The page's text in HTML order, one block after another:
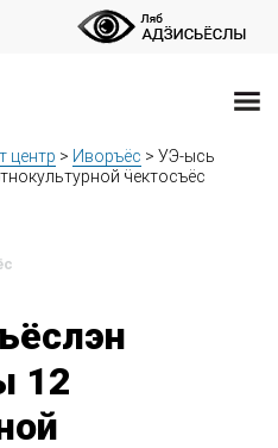
центр > Иворъёс > УЭ-ысь
ӵектосъёс
12